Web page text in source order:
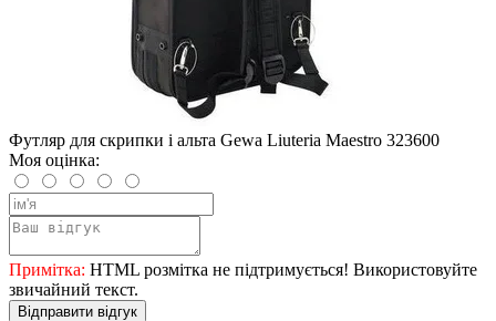
Футляр для скрипки і альта Gewa Liuteria Maestro 323600
Моя оцінка:
Примітка: HTML розмітка не підтримується! Використовуйте
звичайний текст.
Відправити відгук